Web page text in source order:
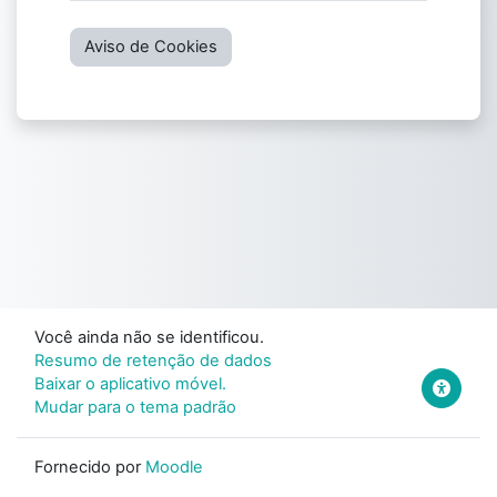
Aviso de Cookies
Você ainda não se identificou.
Resumo de retenção de dados
Baixar o aplicativo móvel.
Mudar para o tema padrão
Fornecido por Moodle